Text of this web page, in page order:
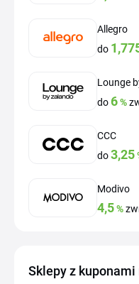
Allegro
do
Lounge
do 6%
CCC
do3,25
Modivo
4,5%
Sklepy z